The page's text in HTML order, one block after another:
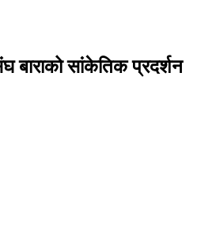
बाराको सांकेतिक प्रदर्शन